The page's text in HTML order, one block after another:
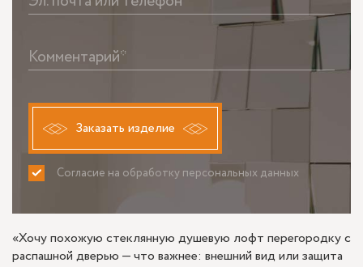
Комментарий*
Заказать изделие
Согласие на обработку персональных данных
ПРИНИМАЮ НЕ ПРИНИМАЮ
«Хочу похожую стеклянную душевую лофт перегородку с
распашной дверью — что важнее: внешний вид или защита